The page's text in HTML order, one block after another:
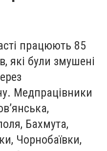
працюють 85
які були змушені
Медпрацівники
Бахмута,
Чорнобаївки,